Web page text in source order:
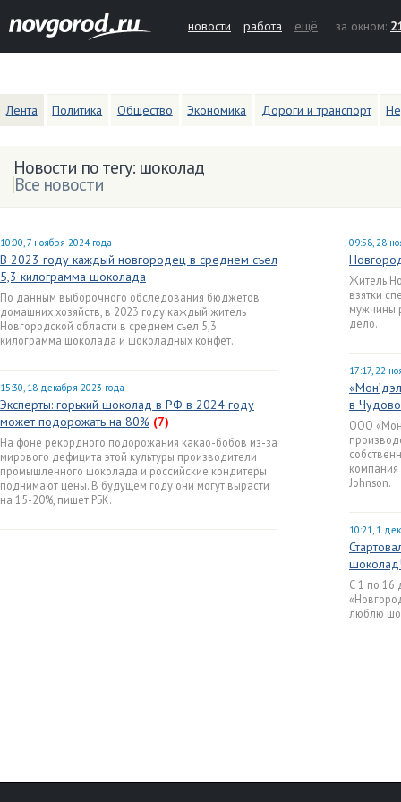
новости работа ещё за окном:
Лента Политика Общество Экономика Дороги и транспорт
Новости по тегу: шоколад
Все новости
10:00, 7 ноября 2024 года
В 2023 году каждый новгородец в среднем съел
5,3 килограмма шоколада
По данным выборочного обследования бюджетов
домашних хозяйств, в 2023 году каждый житель
Новгородской области в среднем съел 5,3
килограмма шоколада и шоколадных конфет.
15:30, 18 декабря 2023 года
Эксперты: горький шоколад в РФ в 2024 году
может подорожать на 80% (7)
На фоне рекордного подорожания какао-бобов из-за
мирового дефицита этой культуры производители
промышленного шоколада и российские кондитеры
поднимают цены. В будущем году они могут вырасти
на 15-20%, пишет РБК.
09:58, 28
Житель
взятки
мужчины
дело.
17:17, 22
в Чудово
ООО
компания
Johnson.
10:21, 1
С 1 по 16
люблю